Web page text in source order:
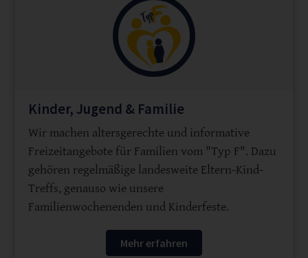
Kinder, Jugend & Familie
Wir machen altersgerechte und informative
Freizeitangebote für Familien vom "Typ F". Dazu
gehören regelmäßige landesweite Eltern-Kind-
Treffs, genauso wie unsere
Familienwochenenden und Kinderfeste.
Mehr erfahren